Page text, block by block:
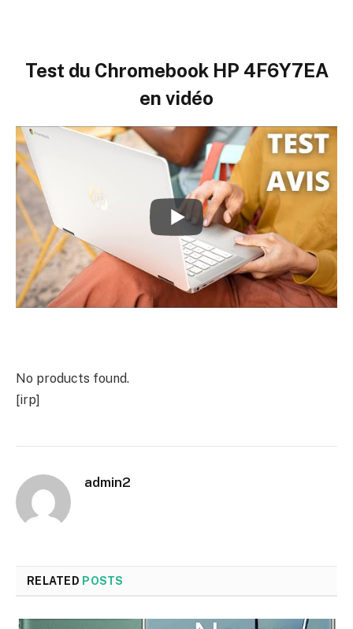
Test du Chromebook HP 4F6Y7EA
en vidéo
No products found.
[irp]
admin2
RELATED POSTS